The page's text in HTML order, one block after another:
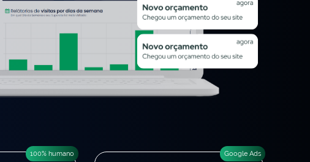
100% humano Google Ads